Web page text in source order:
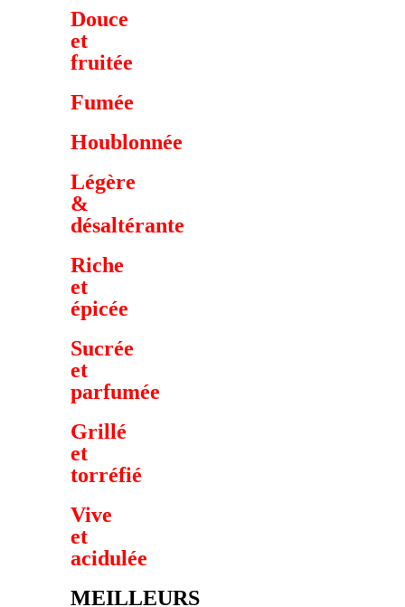
Douce
et
fruitée
Fumée
Houblonnée
Légère
&
désaltérante
Riche
et
épicée
Sucrée
et
parfumée
Grillé
et
torréfié
Vive
et
acidulée
MEILLEURS